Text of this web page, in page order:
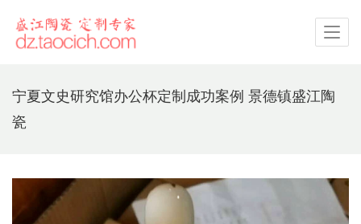
宁夏文史研究馆办公杯定制成功案例 景德镇盛江陶
瓷